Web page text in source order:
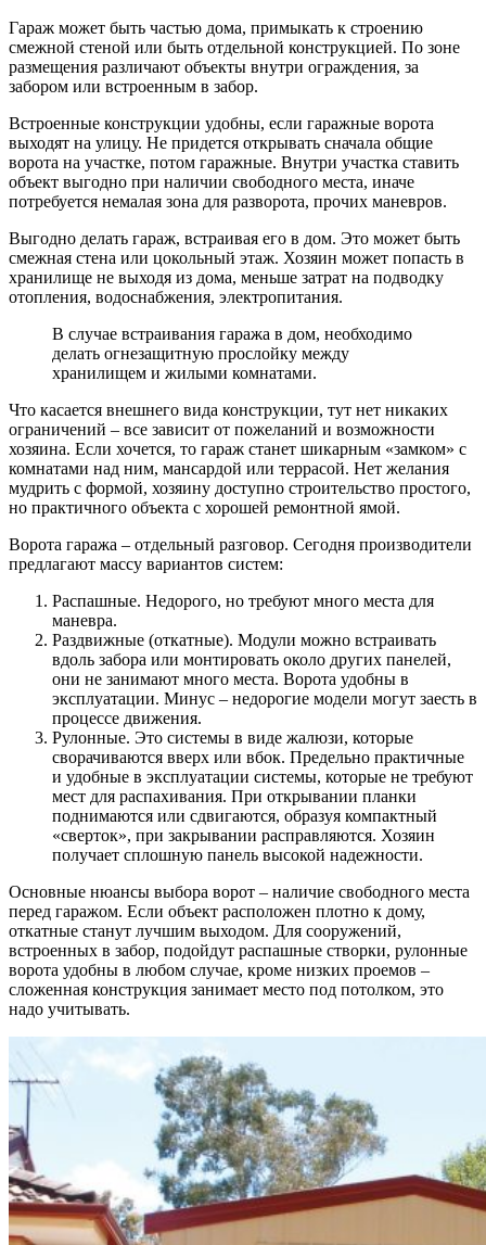
Гараж может быть частью дома, примыкать к строению
смежной стеной или быть отдельной конструкцией. По зоне
размещения различают объекты внутри ограждения, за
забором или встроенным в забор.
Встроенные конструкции удобны, если гаражные ворота
выходят на улицу. Не придется открывать сначала общие
ворота на участке, потом гаражные. Внутри участка ставить
объект выгодно при наличии свободного места, иначе
потребуется немалая зона для разворота, прочих маневров.
Выгодно делать гараж, встраивая его в дом. Это может быть
смежная стена или цокольный этаж. Хозяин может попасть в
хранилище не выходя из дома, меньше затрат на подводку
отопления, водоснабжения, электропитания.
В случае встраивания гаража в дом, необходимо
делать огнезащитную прослойку между
хранилищем и жилыми комнатами.
Что касается внешнего вида конструкции, тут нет никаких
ограничений – все зависит от пожеланий и возможности
хозяина. Если хочется, то гараж станет шикарным «замком» с
комнатами над ним, мансардой или террасой. Нет желания
мудрить с формой, хозяину доступно строительство простого,
но практичного объекта с хорошей ремонтной ямой.
Ворота гаража – отдельный разговор. Сегодня производители
предлагают массу вариантов систем:
Распашные. Недорого, но требуют много места для
маневра.
Раздвижные (откатные). Модули можно встраивать
вдоль забора или монтировать около других панелей,
они не занимают много места. Ворота удобны в
эксплуатации. Минус – недорогие модели могут заесть в
процессе движения.
Рулонные. Это системы в виде жалюзи, которые
сворачиваются вверх или вбок. Предельно практичные
и удобные в эксплуатации системы, которые не требуют
мест для распахивания. При открывании планки
поднимаются или сдвигаются, образуя компактный
«сверток», при закрывании расправляются. Хозяин
получает сплошную панель высокой надежности.
Основные нюансы выбора ворот – наличие свободного места
перед гаражом. Если объект расположен плотно к дому,
откатные станут лучшим выходом. Для сооружений,
встроенных в забор, подойдут распашные створки, рулонные
ворота удобны в любом случае, кроме низких проемов –
сложенная конструкция занимает место под потолком, это
надо учитывать.